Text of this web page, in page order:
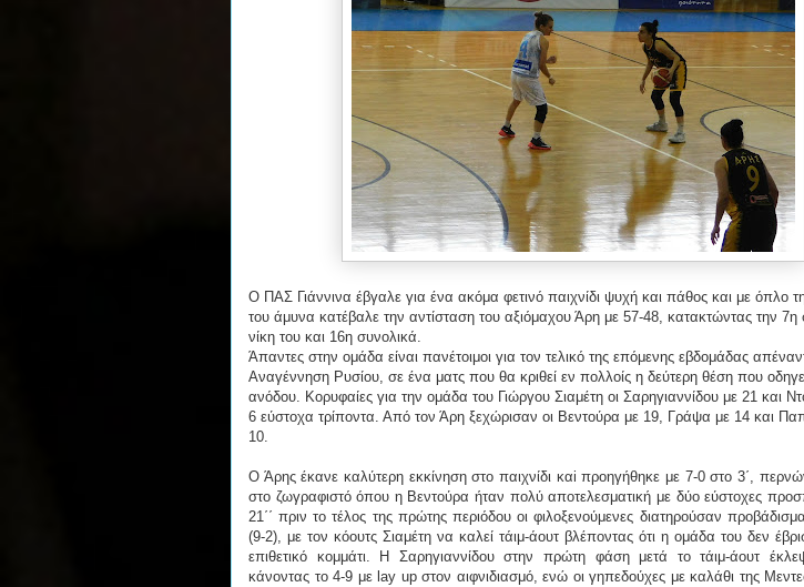
Ο ΠΑΣ Γιάννινα έβγαλε για ένα ακόμα φετινό παιχνίδι ψυχή και πάθος και με όπλο
του άμυνα κατέβαλε την αντίσταση του αξιόμαχου Άρη με 57-48, κατακτώντας την 7η
νίκη του και 16η συνολικά.
Άπαντες στην ομάδα είναι πανέτοιμοι για τον τελικό της επόμενης εβδομάδας
Αναγέννηση Ρυσίου, σε ένα ματς που θα κριθεί εν πολλοίς η δεύτερη θέση που
ανόδου. Κορυφαίες για την ομάδα του Γιώργου Σιαμέτη οι Σαρηγιαννίδου με 21 και
6 εύστοχα τρίποντα. Από τον Άρη ξεχώρισαν οι Βεντούρα με 19, Γράψα με 14 και
10.
Ο Άρης έκανε καλύτερη εκκίνηση στο παιχνίδι καi προηγήθηκε με 7-0 στο 3΄,
στο ζωγραφιστό όπου η Βεντούρα ήταν πολύ αποτελεσματική με δύο εύστοχες
21΄΄ πριν το τέλος της πρώτης περιόδου οι φιλοξενούμενες διατηρούσαν
(9-2), με τον κόουτς Σιαμέτη να καλεί τάιμ-άουτ βλέποντας ότι η ομάδα του δεν
επιθετικό κομμάτι. Η Σαρηγιαννίδου στην πρώτη φάση μετά το τάιμ-άουτ
κάνοντας το 4-9 με lay up στον αιφνιδιασμό, ενώ οι γηπεδούχες με καλάθι της